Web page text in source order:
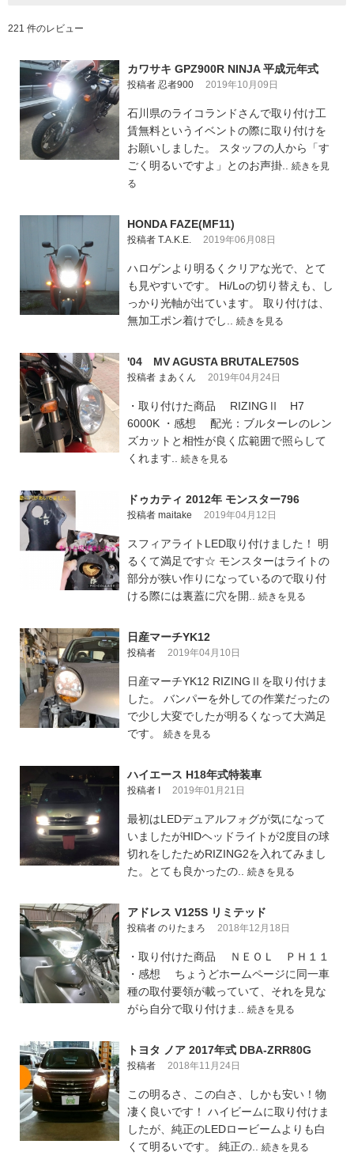
221 件のレビュー
カワサキ GPZ900R NINJA 平成元年式
投稿者 忍者900 2019年10月09日
石川県のライコランドさんで取り付け工
賃無料というイベントの際に取り付けを
お願いしました。 スタッフの人から「す
ごく明るいですよ」とのお声掛.. 続きを見
る
HONDA FAZE(MF11)
投稿者 T.A.K.E. 2019年06月08日
ハロゲンより明るくクリアな光で、とて
も見やすいです。 Hi/Loの切り替えも、し
っかり光軸が出ています。 取り付けは、
無加工ポン着けでし.. 続きを見る
'04 MV AGUSTA BRUTALE750S
投稿者 まあくん 2019年04月24日
・取り付けた商品 RIZINGⅡ H7
6000K ・感想 配光：ブルターレのレン
ズカットと相性が良く広範囲で照らして
くれます.. 続きを見る
ドゥカティ 2012年 モンスター796
投稿者 maitake 2019年04月12日
スフィアライトLED取り付けました！ 明
るくて満足です☆ モンスターはライトの
部分が狭い作りになっているので取り付
ける際には裏蓋に穴を開.. 続きを見る
日産マーチYK12
投稿者 2019年04月10日
日産マーチYK12 RIZINGⅡを取り付けま
した。 バンパーを外しての作業だったの
で少し大変でしたが明るくなって大満足
です。 続きを見る
ハイエース H18年式特装車
投稿者 I 2019年01月21日
最初はLEDデュアルフォグが気になって
いましたがHIDヘッドライトが2度目の球
切れをしたためRIZING2を入れてみまし
た。とても良かったの.. 続きを見る
アドレス V125S リミテッド
投稿者 のりたまろ 2018年12月18日
・取り付けた商品 ＮＥＯＬ ＰＨ１１
・感想 ちょうどホームページに同一車
種の取付要領が載っていて、それを見な
がら自分で取り付けま.. 続きを見る
トヨタ ノア 2017年式 DBA-ZRR80G
投稿者 2018年11月24日
この明るさ、この白さ、しかも安い！物
凄く良いです！ ハイビームに取り付けま
したが、純正のLEDロービームよりも白
くて明るいです。 純正の.. 続きを見る